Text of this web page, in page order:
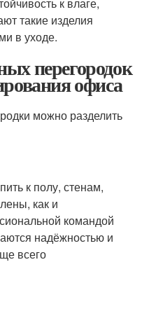
такие изделия
в уходе.
перегородок
офиса
можно разделить
к полу, стенам,
как и
командой
надёжностью и
всего